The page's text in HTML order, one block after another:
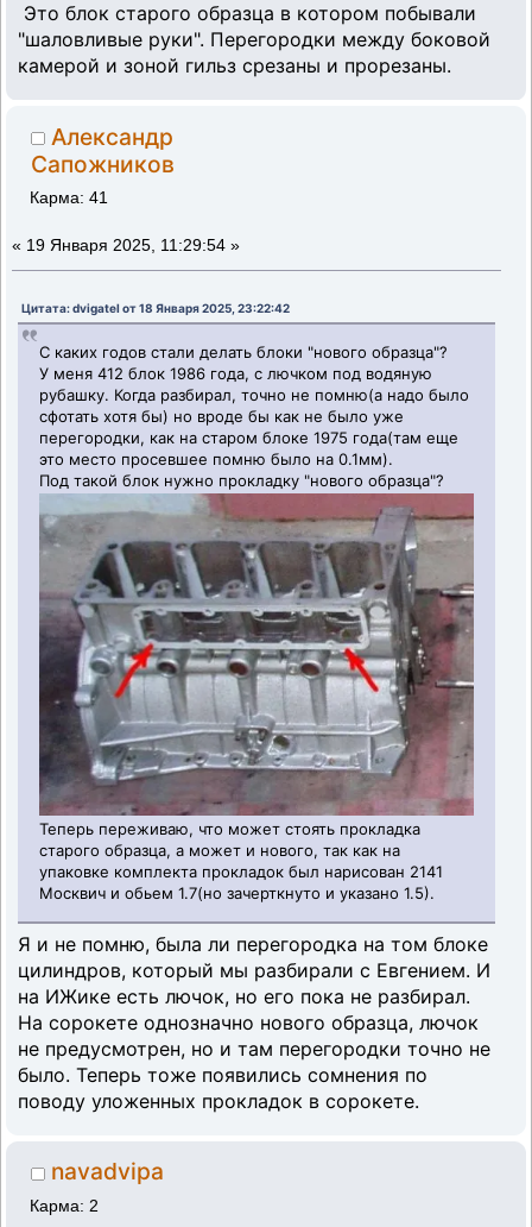
Это блок старого образца в котором побывали
"шаловливые руки". Перегородки между боковой
камерой и зоной гильз срезаны и прорезаны.
Александр
Сапожников
Карма: 41
« 19 Января 2025, 11:29:54 »
Цитата: dvigatel от 18 Января 2025, 23:22:42
С каких годов стали делать блоки "нового образца"?
У меня 412 блок 1986 года, с лючком под водяную
рубашку. Когда разбирал, точно не помню(а надо было
сфотать хотя бы) но вроде бы как не было уже
перегородки, как на старом блоке 1975 года(там еще
это место просевшее помню было на 0.1мм).
Под такой блок нужно прокладку "нового образца"?
Теперь переживаю, что может стоять прокладка
старого образца, а может и нового, так как на
упаковке комплекта прокладок был нарисован 2141
Москвич и обьем 1.7(но зачерткнуто и указано 1.5).
Я и не помню, была ли перегородка на том блоке
цилиндров, который мы разбирали с Евгением. И
на ИЖике есть лючок, но его пока не разбирал.
На сорокете однозначно нового образца, лючок
не предусмотрен, но и там перегородки точно не
было. Теперь тоже появились cомнения по
поводу уложенных прокладок в сорокете.
navadvipa
Карма: 2